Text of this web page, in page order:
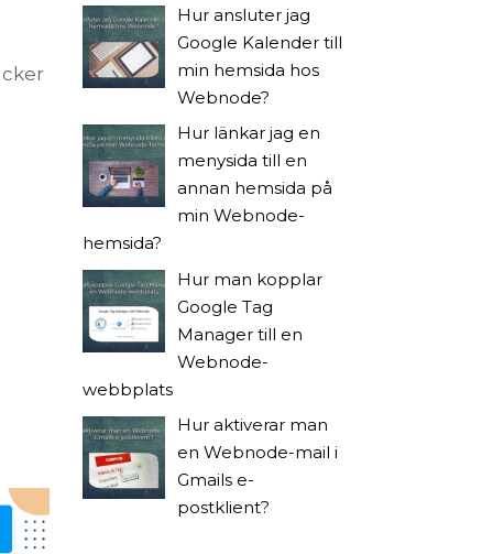
Hur ansluter jag
Google Kalender till
min hemsida hos
Webnode?
Hur länkar jag en
menysida till en
annan hemsida på
min Webnode-
hemsida?
Hur man kopplar
Google Tag
Manager till en
Webnode-
webbplats
Hur aktiverar man
en Webnode-mail i
Gmails e-
postklient?